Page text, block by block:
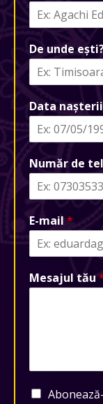
De unde
Data
Număr de
E-mail *
Mesajul tău